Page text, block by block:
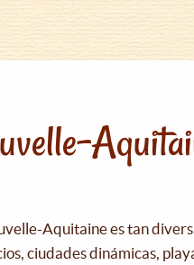
Aquitaine es tan
ciudades dinámicas,